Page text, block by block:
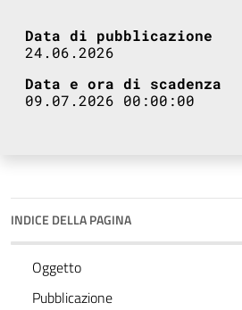
Data di pubblicazione
24.06.2026
Data e ora di scadenza
09.07.2026 00:00:00
INDICE DELLA PAGINA
Oggetto
Pubblicazione